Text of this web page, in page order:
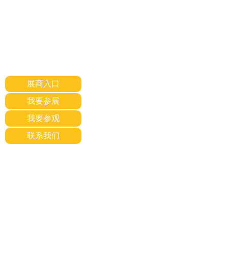
展商入口
我要参展
我要参观
联系我们